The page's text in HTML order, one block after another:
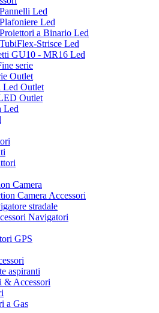
Led
Led
a Binario Led
Strisce Led
GU10 - MR16 Led
serie
Outlet
Led Outlet
Outlet
Led
Camera
Camera Accessori
stradale
Navigatori
GPS
aspiranti
& Accessori
a Gas